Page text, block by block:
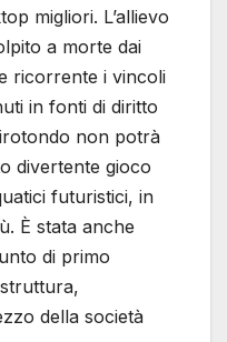
migliori. L’allievo
a morte dai
ricorrente i vincoli
in fonti di diritto
non potrà
divertente gioco
futuristici, in
È stata anche
di primo
della società